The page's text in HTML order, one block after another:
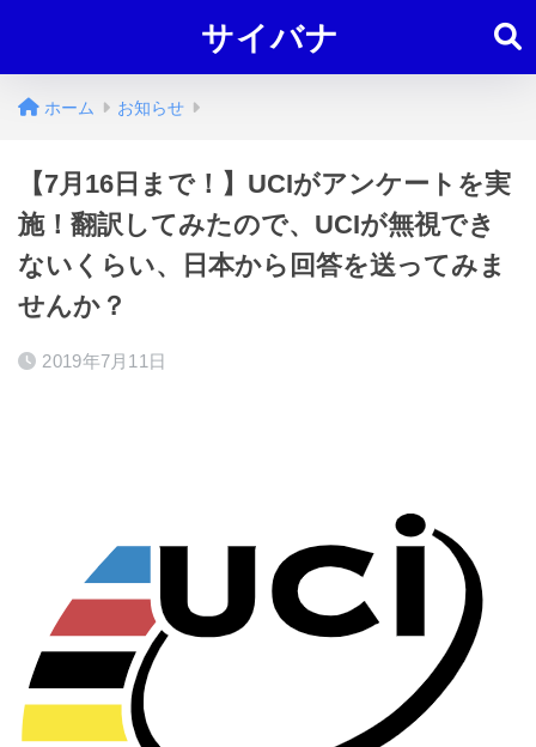
サイバナ
ホーム お知らせ
【7月16日まで！】UCIがアンケートを実
施！翻訳してみたので、UCIが無視でき
ないくらい、日本から回答を送ってみま
せんか？
2019年7月11日